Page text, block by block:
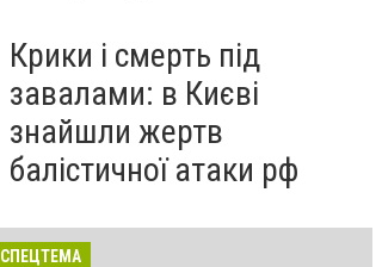
Крики і смерть під
завалами: в Києві
знайшли жертв
балістичної атаки рф
СПЕЦТЕМА